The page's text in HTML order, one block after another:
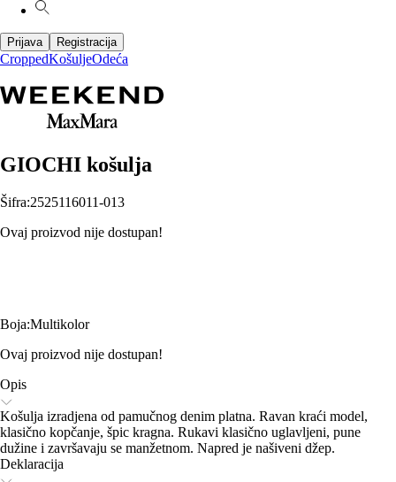
Prijava Registracija
CroppedKošuljeOdeća
GIOCHI košulja
Šifra:2525116011-013
Ovaj proizvod nije dostupan!
Boja:Multikolor
Ovaj proizvod nije dostupan!
Opis
Košulja izradjena od pamučnog denim platna. Ravan kraći model,
klasično kopčanje, špic kragna. Rukavi klasično uglavljeni, pune
dužine i završavaju se manžetnom. Napred je našiveni džep.
Deklaracija